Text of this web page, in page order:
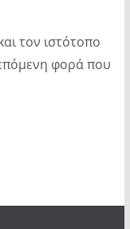
τον ιστότοπο
φορά που